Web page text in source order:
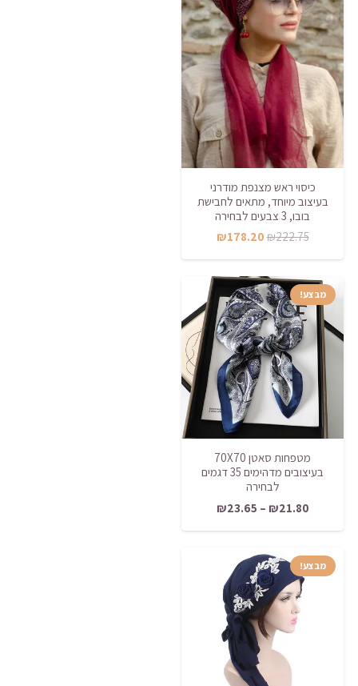
כיסוי ראש מצנפת מודרני
בעיצוב מיוחד, מתאים לחבישת
בובו, 3 צבעים לבחירה
₪222.75
המחיר
המקורי
היה:
₪222.75.
₪178.20
הנוכחי
הוא:
₪178.20.
מבצע!
מטפחות סאטן 70X70
בעיצובים מדהימים 35 דגמים
לבחירה
₪21.80
–
₪23.65
מחירים:
מבצע!